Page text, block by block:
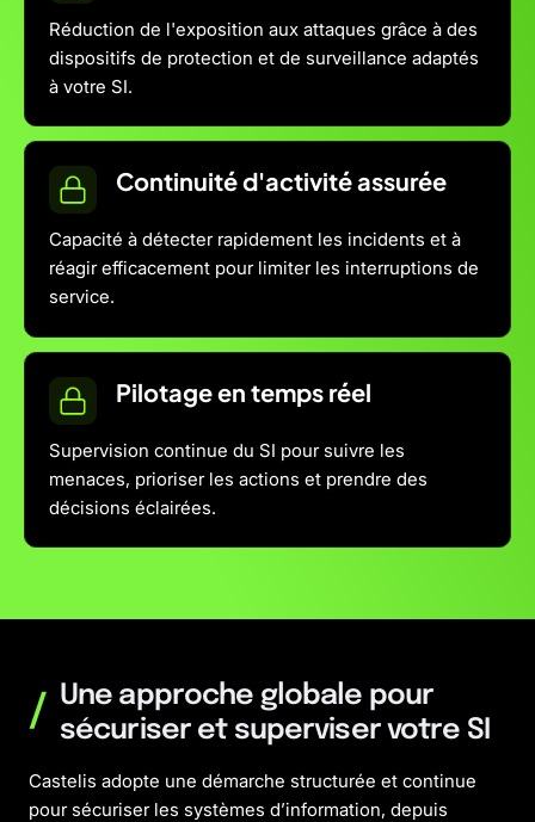
Réduction de l'exposition aux attaques grâce à des
dispositifs de protection et de surveillance adaptés
à votre SI.
Continuité d'activité assurée
Capacité à détecter rapidement les incidents et à
réagir efficacement pour limiter les interruptions de
service.
Pilotage en temps réel
Supervision continue du SI pour suivre les
menaces, prioriser les actions et prendre des
décisions éclairées.
/ Une approche globale pour
sécuriser et superviser votre SI
Castelis adopte une démarche structurée et continue
pour sécuriser les systèmes d’information, depuis